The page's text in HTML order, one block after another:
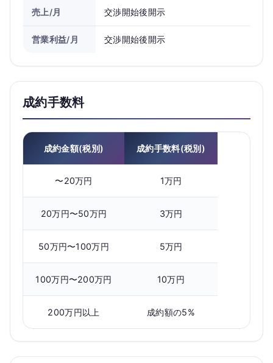
売上/月 交渉開始後開示
営業利益/月 交渉開始後開示
成約手数料
成約金額(税別) 成約手数料(税別)
〜20万円 1万円
20万円〜50万円 3万円
50万円〜100万円 5万円
100万円〜200万円 10万円
200万円以上 成約額の5%